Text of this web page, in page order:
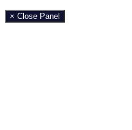
× Close Panel